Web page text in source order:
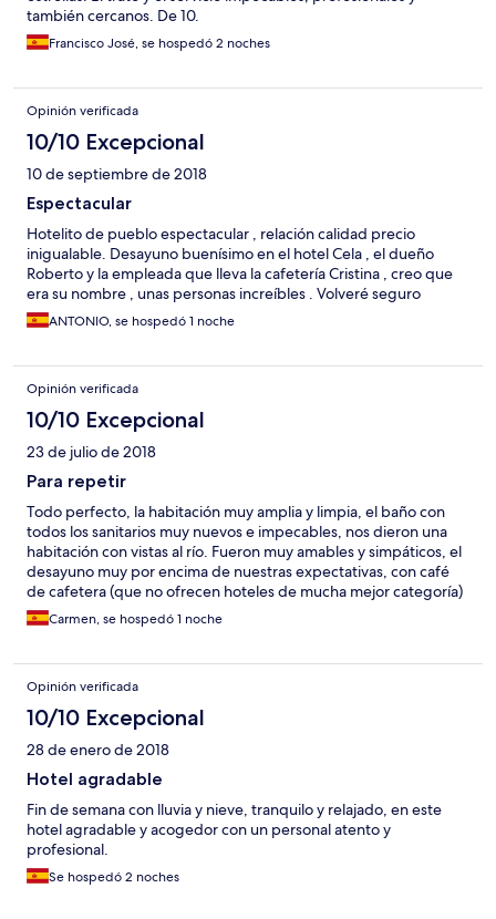
también cercanos. De 10.
Francisco José, se hospedó 2 noches
Opinión verificada
10/10 Excepcional
10 de septiembre de 2018
Espectacular
Hotelito de pueblo espectacular , relación calidad precio
inigualable. Desayuno buenísimo en el hotel Cela , el dueño
Roberto y la empleada que lleva la cafetería Cristina , creo que
era su nombre , unas personas increíbles . Volveré seguro
ANTONIO, se hospedó 1 noche
Opinión verificada
10/10 Excepcional
23 de julio de 2018
Para repetir
Todo perfecto, la habitación muy amplia y limpia, el baño con
todos los sanitarios muy nuevos e impecables, nos dieron una
habitación con vistas al río. Fueron muy amables y simpáticos, el
desayuno muy por encima de nuestras expectativas, con café
de cafetera (que no ofrecen hoteles de mucha mejor categoría)
y una amplia oferta de bollería, embutidos, bocadillitos salados,
fruta... La relación precio / calidad inmejorable. Repetiremos
Carmen, se hospedó 1 noche
Opinión verificada
10/10 Excepcional
28 de enero de 2018
Hotel agradable
Fin de semana con lluvia y nieve, tranquilo y relajado, en este
hotel agradable y acogedor con un personal atento y
profesional.
Se hospedó 2 noches